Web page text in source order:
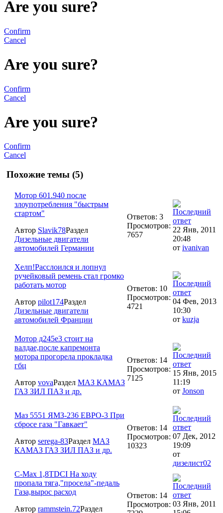
Are you sure?
Confirm
Cancel
Are you sure?
Confirm
Cancel
Are you sure?
Confirm
Cancel
Похожие темы (5)
Мотор 601.940 после
злоупотребления "быстрым
стартом"
Автор Slavik78Раздел
Дизельные двигатели
автомобилей Германии
Ответов: 3
Просмотров:
7657
22 Янв, 2011
20:48
от ivanivan
Хелп!Расслоился и лопнул
ручейковый ремень стал громко
работать мотор
Автор pilot174Раздел
Дизельные двигатели
автомобилей Франции
Ответов: 10
Просмотров:
4721
04 Фев, 2013
10:30
от kuzja
Мотор д245е3 стоит на
валдае,после капремонта
мотора прогорела прокладка
гбц
Автор vovaРаздел МАЗ КАМАЗ
ГАЗ ЗИЛ ПАЗ и др.
Ответов: 14
Просмотров:
7125
15 Янв, 2015
11:19
от Jonson
Маз 5551 ЯМЗ-236 ЕВРО-3 При
сбросе газа "Гавкает"
Автор serega-83Раздел МАЗ
КАМАЗ ГАЗ ЗИЛ ПАЗ и др.
Ответов: 14
Просмотров:
10323
07 Дек, 2012
19:09
от
дизелист02
С-Мах 1,8TDCI На ходу
пропала тяга,"просела"-педаль
Газа,вырос расход
Автор rammstein.72Раздел
Ответов: 14
Просмотров: 03 Янв, 2011